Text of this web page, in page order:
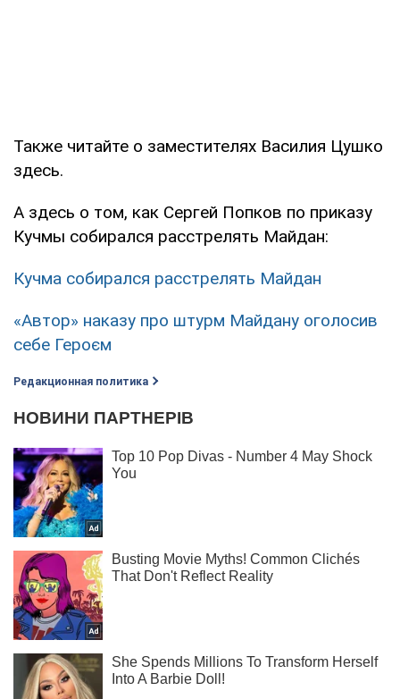
Также читайте о заместителях Василия Цушко
здесь.
А здесь о том, как Сергей Попков по приказу
Кучмы собирался расстрелять Майдан:
Кучма собирался расстрелять Майдан
«Автор» наказу про штурм Майдану оголосив
себе Героєм
Редакционная политика